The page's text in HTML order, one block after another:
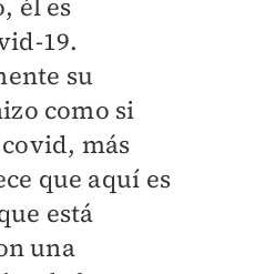
él es
19.
su
como si
más
que aquí es
está
una